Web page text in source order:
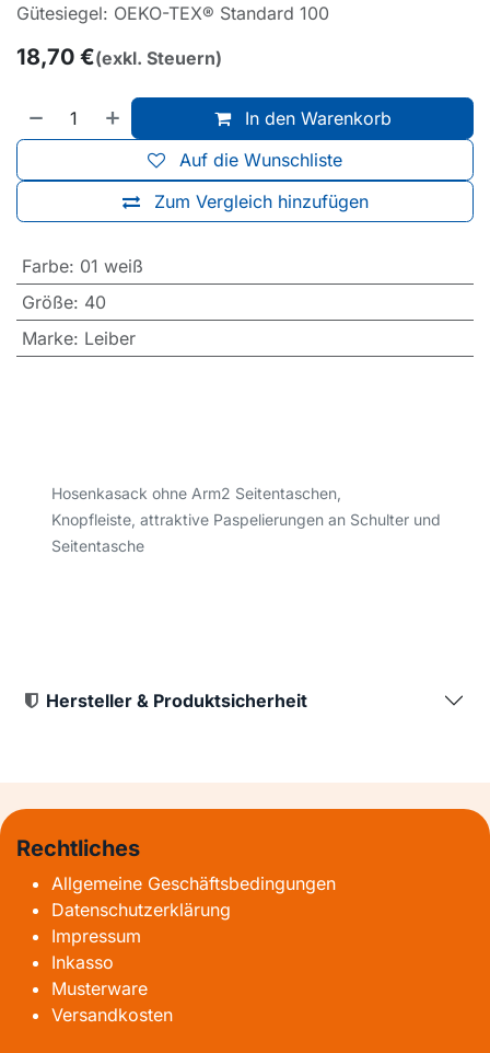
Gütesiegel: OEKO-TEX® Standard 100
18,70 €(exkl. Steuern)
In den Warenkorb
Zum Vergleich hinzufügen
Auf die Wunschliste
Farbe: 01 weiß
Größe: 40
Marke: Leiber
Hosenkasack ohne Arm2 Seitentaschen,
Knopfleiste, attraktive Paspelierungen an Schulter und
Seitentasche
Hersteller & Produktsicherheit
Rechtliches
Allgemeine Geschäftsbedingungen
Datenschutzerklärung
Impressum
Inkasso
Musterware
Versandkosten